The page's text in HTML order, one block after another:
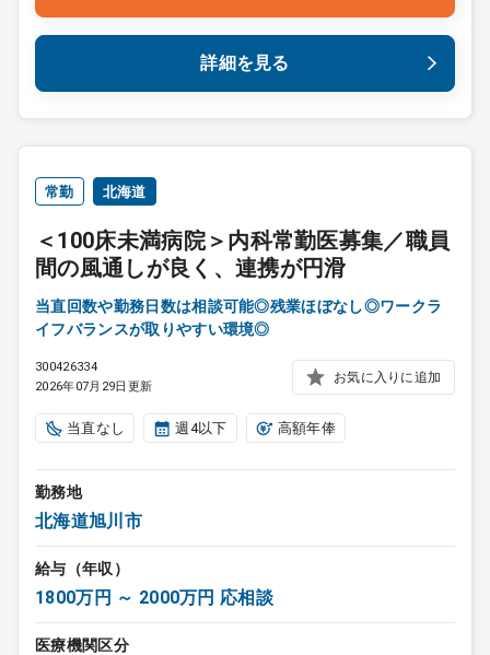
詳細を見る
常勤 北海道
＜100床未満病院＞内科常勤医募集／職員
間の風通しが良く、連携が円滑
当直回数や勤務日数は相談可能◎残業ほぼなし◎ワークラ
イフバランスが取りやすい環境◎
300426334
2026年07月29日更新
お気に入りに追加
当直なし 週4以下 高額年俸
勤務地
北海道旭川市
給与（年収）
1800万円 ～ 2000万円 応相談
医療機関区分